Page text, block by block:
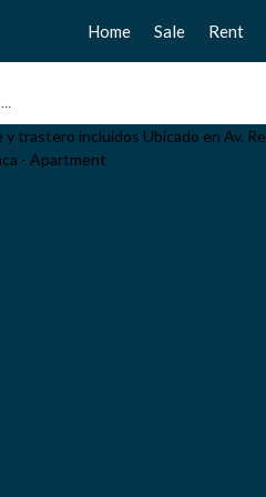
Home Sale
Chalets
Rent
Chalets
🌅 Piso amplio con terraza y vistas al mar en Los Pacos – garaje y trastero incluidos Ubicado en Av. Reina Victoria, en la zona residencial de Los Pacos, en Fuengirola, este luminoso piso destaca